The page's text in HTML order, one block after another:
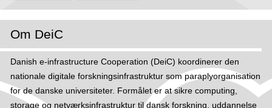
Om DeiC
Danish e-infrastructure Cooperation (DeiC) koordinerer den
nationale digitale forskningsinfrastruktur som paraplyorganisation
for de danske universiteter. Formålet er at sikre computing,
storage og netværksinfrastruktur til dansk forskning, uddannelse